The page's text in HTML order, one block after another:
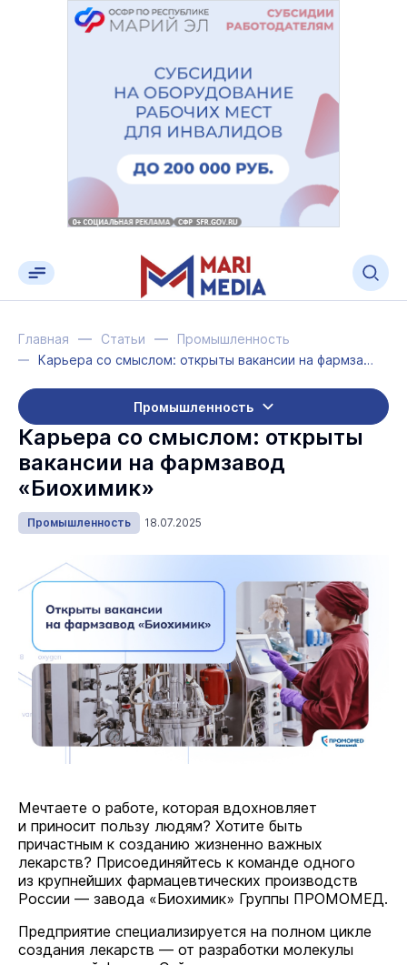
Главная Статьи
Промышленность
Карьера со смыслом: открыты вакансии на фармзавод «Биохимик»
Промышленность
Карьера со смыслом: открыты
вакансии на фармзавод
«Биохимик»
Промышленность 18.07.2025
Мечтаете о работе, которая вдохновляет
и приносит пользу людям? Хотите быть
причастным к созданию жизненно важных
лекарств? Присоединяйтесь к команде одного
из крупнейших фармацевтических производств
России — завода «Биохимик» Группы ПРОМОМЕД.
Предприятие специализируется на полном цикле
создания лекарств — от разработки молекулы